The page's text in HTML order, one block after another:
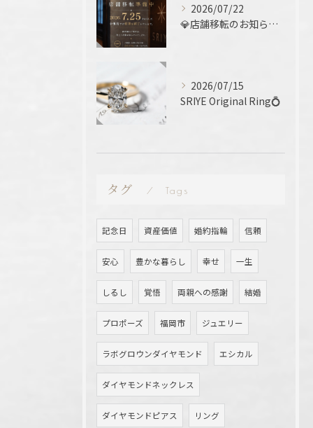
2026/07/22
💎店舗移転のお知らせ 💎
2026/07/15
SRIYE Original Ring💍
タグ Tags
記念日 資産価値 婚約指輪 信頼
安心 豊かな暮らし 幸せ 一生
しるし 覚悟 両親への感謝 結婚
プロポーズ 福岡市 ジュエリー
ラボグロウンダイヤモンド エシカル
ダイヤモンドネックレス
ダイヤモンドピアス リング